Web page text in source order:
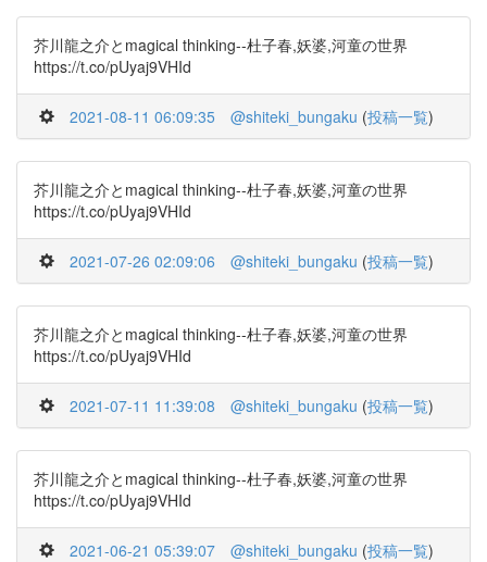
芥川龍之介とmagical thinking--杜子春,妖婆,河童の世界
https://t.co/pUyaj9VHId
2021-08-11 06:09:35 @shiteki_bungaku (投稿一覧)
芥川龍之介とmagical thinking--杜子春,妖婆,河童の世界
https://t.co/pUyaj9VHId
2021-07-26 02:09:06 @shiteki_bungaku (投稿一覧)
芥川龍之介とmagical thinking--杜子春,妖婆,河童の世界
https://t.co/pUyaj9VHId
2021-07-11 11:39:08 @shiteki_bungaku (投稿一覧)
芥川龍之介とmagical thinking--杜子春,妖婆,河童の世界
https://t.co/pUyaj9VHId
2021-06-21 05:39:07 @shiteki_bungaku (投稿一覧)